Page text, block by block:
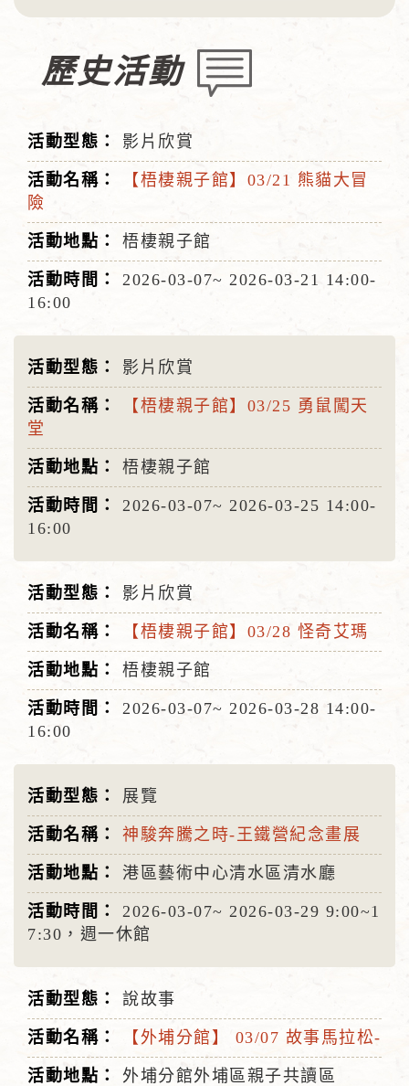
歷史活動
影片欣賞
【梧棲親子館】03/21 熊貓大冒
險
梧棲親子館
2026-03-07~ 2026-03-21 14:00-
16:00
影片欣賞
【梧棲親子館】03/25 勇鼠闖天
堂
梧棲親子館
2026-03-07~ 2026-03-25 14:00-
16:00
影片欣賞
【梧棲親子館】03/28 怪奇艾瑪
梧棲親子館
2026-03-07~ 2026-03-28 14:00-
16:00
展覽
神駿奔騰之時-王鐵營紀念畫展
港區藝術中心清水區清水廳
2026-03-07~ 2026-03-29 9:00~1
7:30，週一休館
說故事
【外埔分館】 03/07 故事馬拉松-
外埔分館外埔區親子共讀區